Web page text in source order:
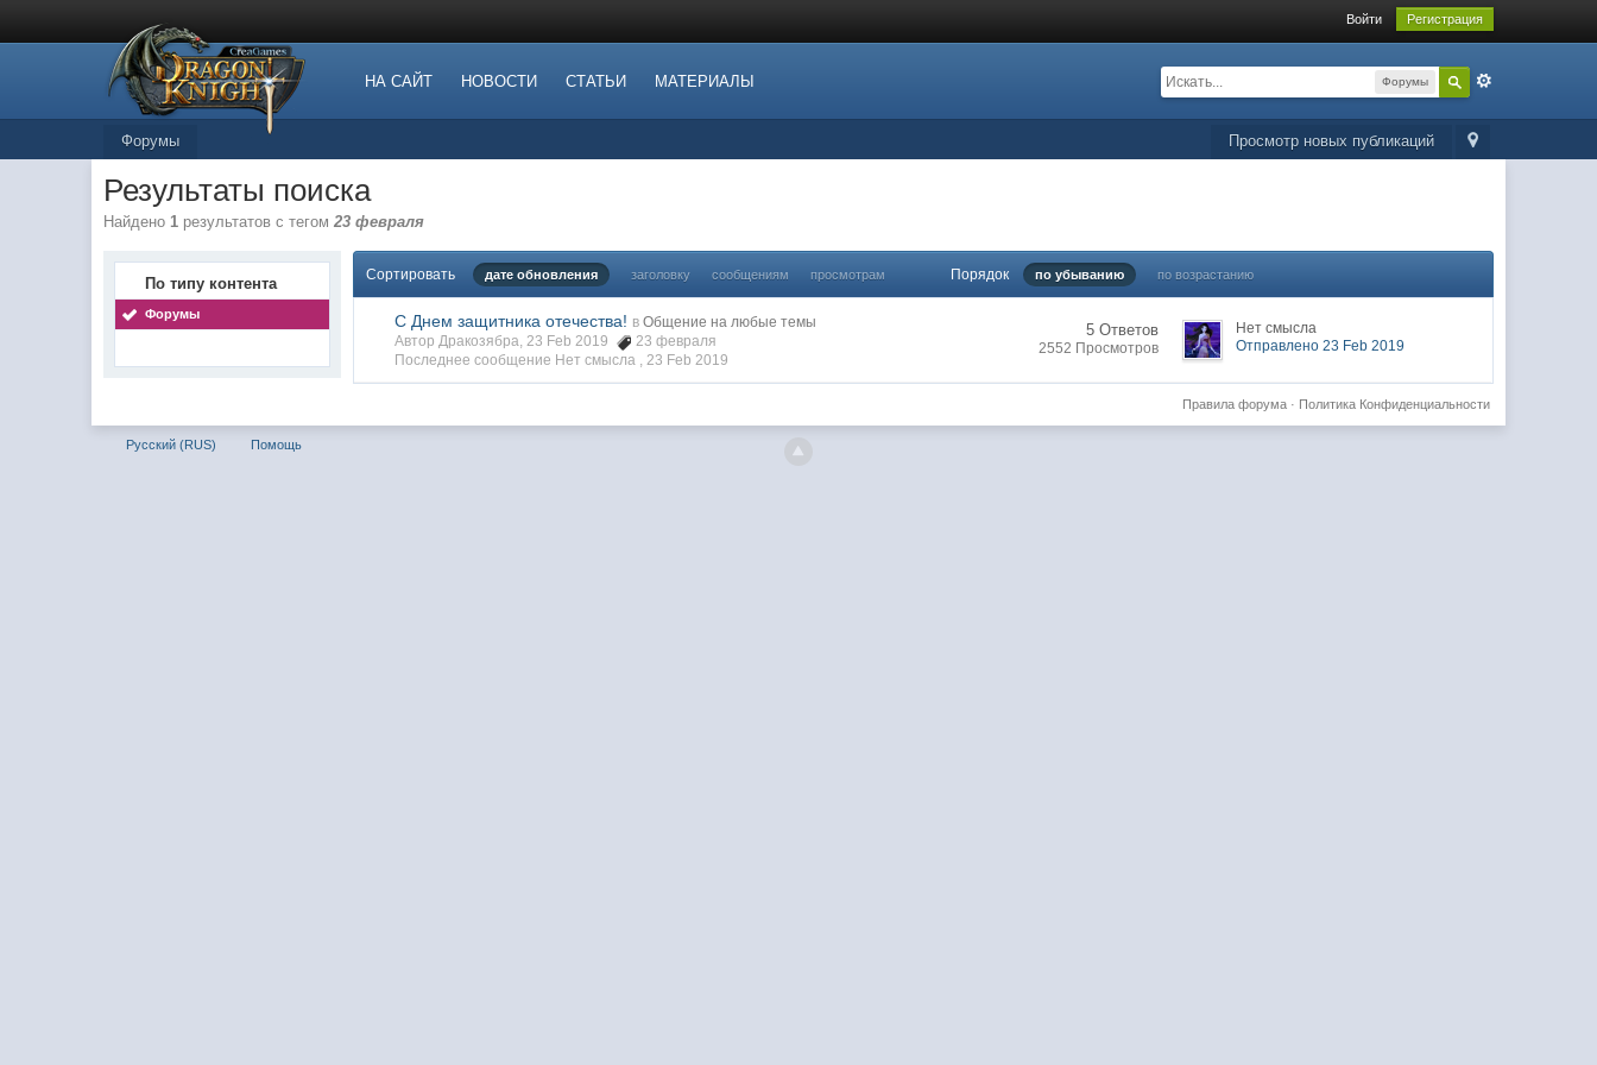
Войти Регистрация
НА САЙТ НОВОСТИ СТАТЬИ МАТЕРИАЛЫ Форумы
Просмотр новых публикаций
Форумы
Результаты поиска
Найдено1 результатов с тегом23 февраля
По типу контента
Форумы
Сортировать дате обновления заголовку сообщениям просмотрам Порядок по убыванию по возрастанию
С Днем защитника отечества! в Общение на любые темы
Автор Дракозябра, 23 Feb 2019
23 февраля
Последнее сообщение Нет смысла ,23 Feb 2019
5 Ответов
2552 Просмотров
Нет смысла
Отправлено 23 Feb 2019
Политика Конфиденциальности
Правила форума·
Русский (RUS) Помощь